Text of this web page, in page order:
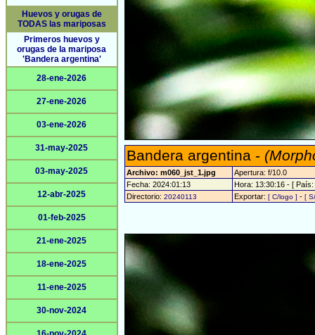
Huevos y orugas de
TODAS las mariposas
Primeros huevos y
orugas de la mariposa
'Bandera argentina'
28-ene-2026
27-ene-2026
03-ene-2026
31-may-2025
03-may-2025
12-abr-2025
01-feb-2025
21-ene-2025
18-ene-2025
11-ene-2025
30-nov-2024
Bandera argentina -
Archivo: m060_jst_1.jpg
Apertura: f/10.0
Fecha: 2024:01:13
Hora: 13:30:16 - [ País:
Directorio: 20240113 Exportar: [ C/logo ] - [